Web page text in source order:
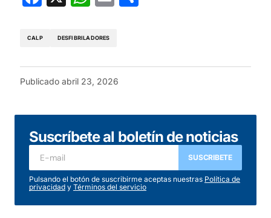
CALP DESFIBRILADORES
Publicado abril 23, 2026
Suscríbete al boletín de noticias
SUSCRIBETE
Pulsando el botón de suscribirme aceptas nuestras Política de
privacidad y Términos del servicio